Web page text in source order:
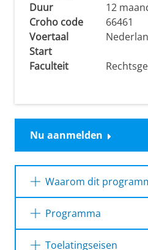
Duur
12
Croho code
66461
Voertaal
Start
Faculteit
Nu aanmelden
Waarom dit
Kies voor Groningen en
diepgang met
Programma
1e jaar
Toelatingseisen